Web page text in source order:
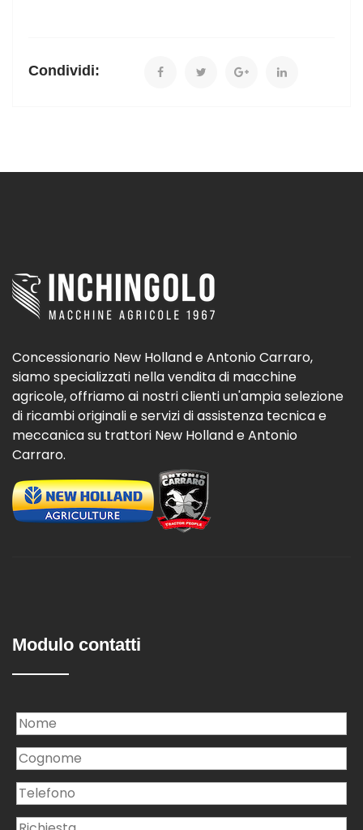
Condividi:
Concessionario New Holland e Antonio Carraro,
siamo specializzati nella vendita di macchine
agricole, offriamo ai nostri clienti un'ampia selezione
di ricambi originali e servizi di assistenza tecnica e
meccanica su trattori New Holland e Antonio
Carraro.
Modulo contatti